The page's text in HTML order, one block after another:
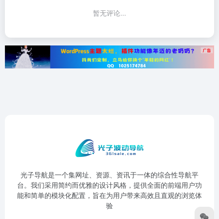
暂无评论...
光子导航是一个集网址、资源、资讯于一体的综合性导航平
台。我们采用简约而优雅的设计风格，提供全面的前端用户功
能和简单的模块化配置，旨在为用户带来高效且直观的浏览体
验